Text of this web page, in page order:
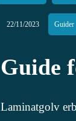
22/11/2023 Guider
Guide
Laminatgolv